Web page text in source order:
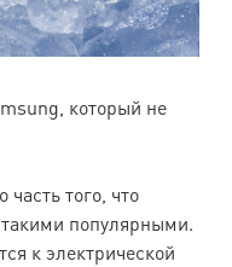
который не
того, что
популярными.
к электрической